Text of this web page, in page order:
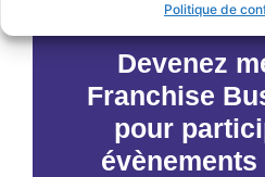
Politique de
Devenez
Franchise
pour